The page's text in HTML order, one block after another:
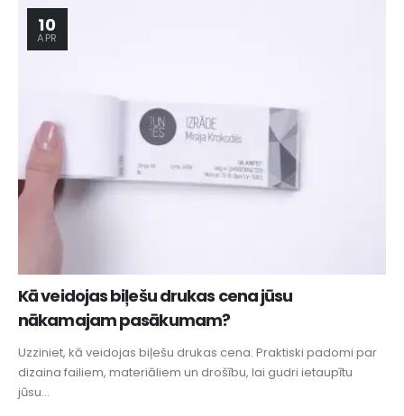
10
APR
Kā veidojas biļešu drukas cena jūsu
nākamajam pasākumam?
Uzziniet, kā veidojas biļešu drukas cena. Praktiski padomi par
dizaina failiem, materiāliem un drošību, lai gudri ietaupītu
jūsu...